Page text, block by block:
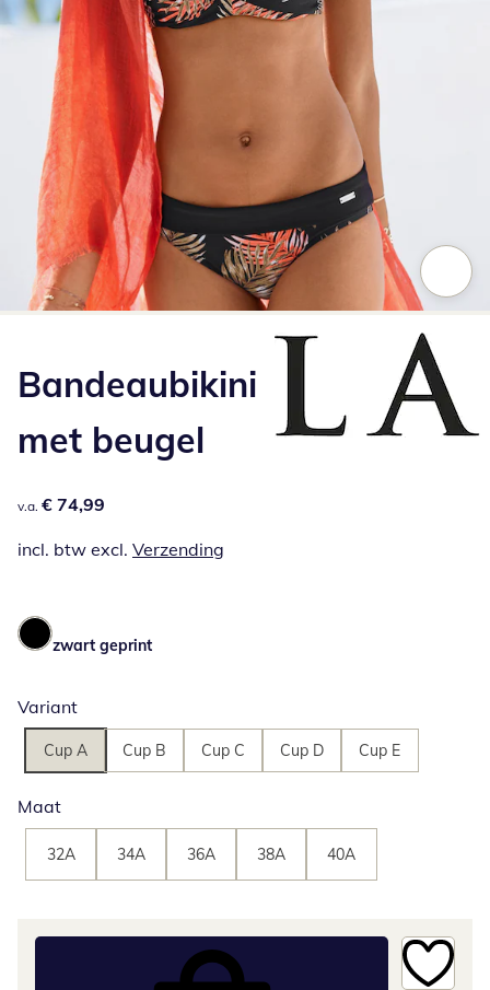
Bandeaubikini
met beugel
€ 74,99
v.a. € 74,99
incl. btw excl. Verzending
zwart geprint
Variant
Cup A Cup B Cup C Cup D Cup E
Maat
32A 34A 36A 38A 40A